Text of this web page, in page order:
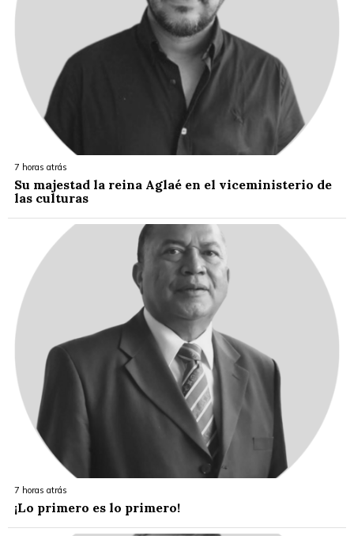
7 horas atrás
Su majestad la reina Aglaé en el viceministerio de
las culturas
7 horas atrás
¡Lo primero es lo primero!